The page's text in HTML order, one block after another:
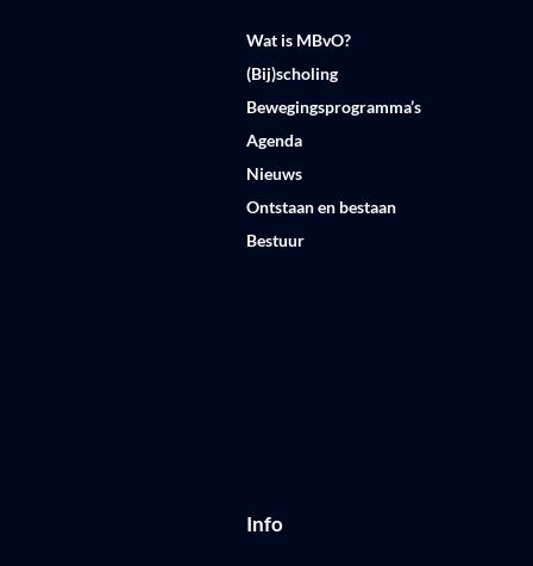
Wat is MBvO?
(Bij)scholing
Bewegingsprogramma’s
Agenda
Nieuws
Ontstaan en bestaan
Bestuur
Info